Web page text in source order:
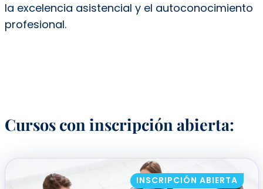
la excelencia asistencial y el autoconocimiento
profesional.
Cursos con inscripción abierta:
INSCRIPCIÓN ABIERTA